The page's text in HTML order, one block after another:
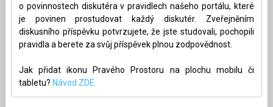
o povinnostech diskutéra v pravidlech našeho portálu, které
je povinen prostudovat každý diskutér. Zveřejněním
diskusního příspěvku potvrzujete, že jste studovali, pochopili
pravidla a berete za svůj příspěvek plnou zodpovědnost.
Jak přidat ikonu Pravého Prostoru na plochu mobilu či
tabletu? Návod ZDE.